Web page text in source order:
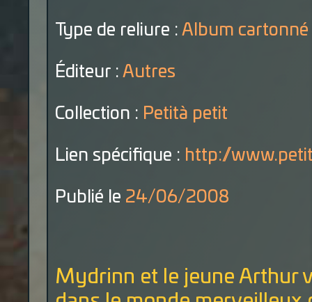
Type de reliure : Album cartonné
Éditeur : Autres
Collection : Petità petit
Lien spécifique : http://
Publié le 24/06/2008
Mydrinn et le jeune Arthur